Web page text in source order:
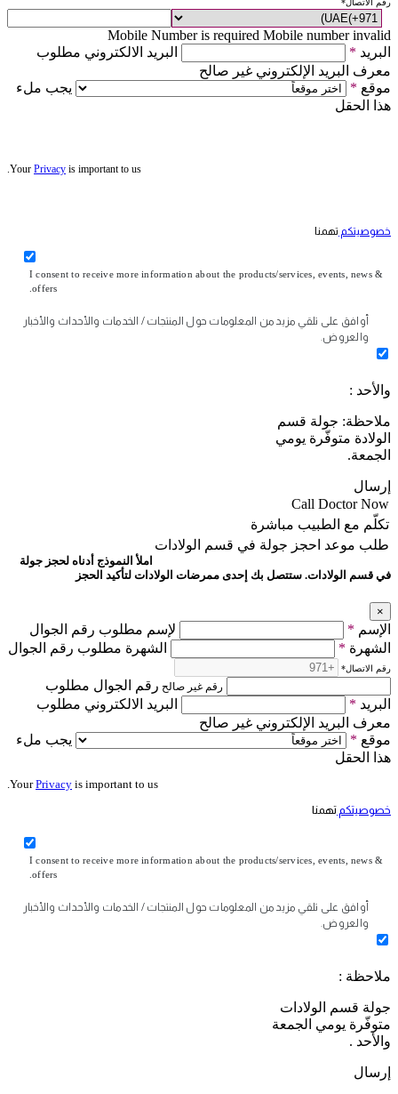
Mobile Number is required Mobile number invalid
البريد *
البريد الالكتروني مطلوب
معرف البريد الإلكتروني غير صالح
موقع *
يجب ملء
هذا الحقل
Your Privacy is important to us.
خصوصيتكم تهمنا
I consent to receive more information about the products/services, events, news &
offers.
أوافق على تلقي مزيد من المعلومات حول المنتجات / الخدمات والأحداث والأخبار
والعروض.
والأحد :
ملاحظة: جولة قسم
الولادة متوفّرة يومي
الجمعة.
إرسال
Call Doctor Now
تكلّم مع الطبيب مباشرة
طلب موعد احجز جولة في قسم الولادات
املأ النموذج أدناه لحجز جولة
في قسم الولادات. ستتصل بك إحدى ممرضات الولادات لتأكيد الحجز
×
الإسم *
لإسم مطلوب رقم الجوال
الشهرة * الشهرة مطلوب رقم الجوال
رقم الاتصال*
رقم غير صالح رقم الجوال مطلوب
البريد *
البريد الالكتروني مطلوب
معرف البريد الإلكتروني غير صالح
موقع *
يجب ملء
هذا الحقل
YourPrivacy is important to us.
خصوصيتكم تهمنا
I consent to receive more information about the products/services, events, news &
offers.
أوافق على تلقي مزيد من المعلومات حول المنتجات / الخدمات والأحداث والأخبار
والعروض.
ملاحظة :
جولة قسم الولادات
متوفّرة يومي الجمعة
والأحد .
إرسال